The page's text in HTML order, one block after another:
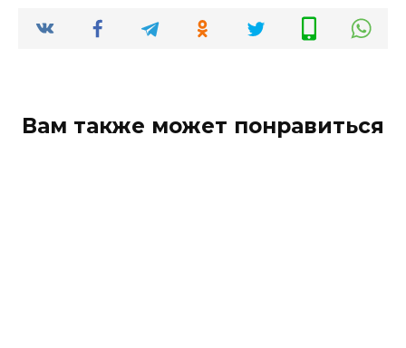
Вам также может понравиться